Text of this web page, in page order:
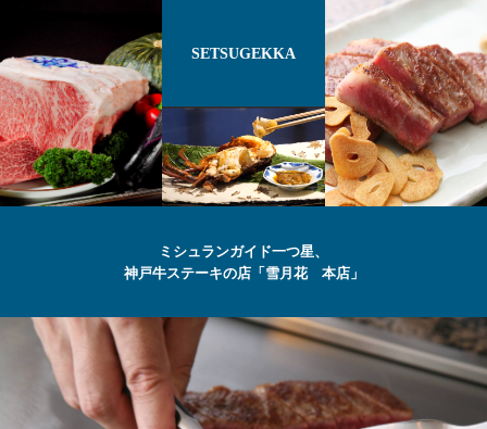
SETSUGEKKA
ミシュランガイド一つ星、
神戸牛ステーキの店「雪月花 本店」
最高級の
神戸牛
ステーキ